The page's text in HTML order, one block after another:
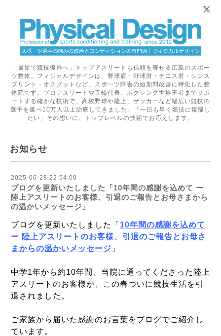
「最短で競技復帰へ」トップアスリートも信頼を寄せる広島のスポー
ツ整体。フィジカルデザインは、野球肩・野球肘・テニス肘・シンス
プリント・オスグットなど、スポーツ障害の短期間改善に特化した整
体院です。プロアスリートや五輪代表、ボクシング世界王者までサポ
ートする確かな技術で、高校野球や陸上、サッカーなど幅広い競技の
選手を延べ10万人以上治療してきました。「一日も早く競技に復帰し
たい」その想いに、トップレベルの技術でお応えします。
お知らせ
2025-06-28 22:54:00
ブログを更新いたしました「10年間の感謝を込めて ー
陸上アスリートのお客様、引退のご報告とお母さまから
の温かいメッセージ」
ブログを更新いたしました「 10年間の感謝を込めて
ー 陸上アスリートのお客様、引退のご報告とお母さ
まからの温かいメッセージ 」
中学1年から約10年間、当院に通ってくださった陸上
アスリートのお客様が、この春ついに競技生活を引
退されました。
ご家族から届いた感謝のお言葉をブログでご紹介し
ています。